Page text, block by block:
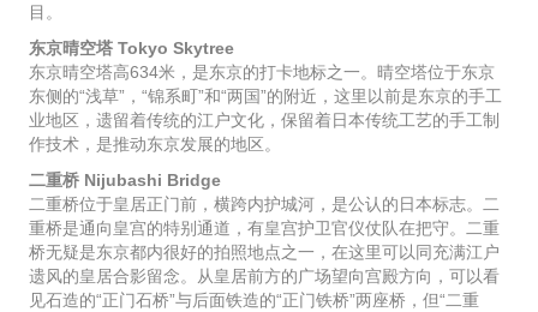
目。
东京晴空塔 Tokyo Skytree
东京晴空塔高634米，是东京的打卡地标之一。晴空塔位于东京
东侧的“浅草”，“锦系町”和“两国”的附近，这里以前是东京的手工
业地区，遗留着传统的江户文化，保留着日本传统工艺的手工制
作技术，是推动东京发展的地区。
二重桥 Nijubashi Bridge
二重桥位于皇居正门前，横跨内护城河，是公认的日本标志。二
重桥是通向皇宫的特别通道，有皇宫护卫官仪仗队在把守。二重
桥无疑是东京都内很好的拍照地点之一，在这里可以同充满江户
遗风的皇居合影留念。从皇居前方的广场望向宫殿方向，可以看
见石造的“正门石桥”与后面铁造的“正门铁桥”两座桥，但“二重